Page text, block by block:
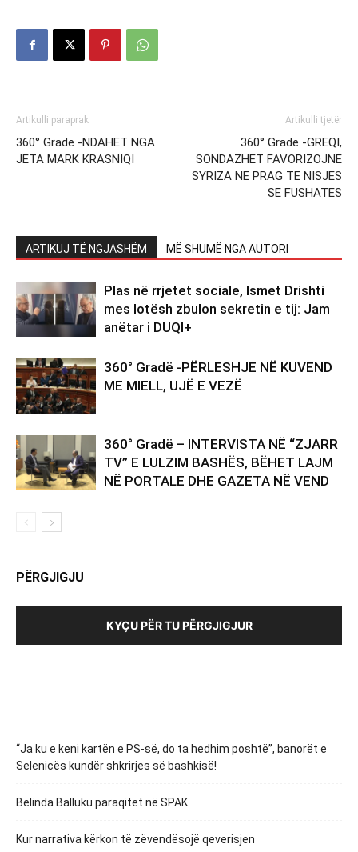
Artikulli paraprak
360° Grade -NDAHET NGA
JETA MARK KRASNIQI
Artikulli tjetër
360° Grade -GREQI,
SONDAZHET FAVORIZOJNE
SYRIZA NE PRAG TE NISJES
SE FUSHATES
ARTIKUJ TË NGJASHËM MË SHUMË NGA AUTORI
Plas në rrjetet sociale, Ismet Drishti
mes lotësh zbulon sekretin e tij: Jam
anëtar i DUQI+
360° Gradë -PËRLESHJE NË KUVEND
ME MIELL, UJË E VEZË
360° Gradë – INTERVISTA NË “ZJARR
TV” E LULZIM BASHËS, BËHET LAJM
NË PORTALE DHE GAZETA NË VEND
PËRGJIGJU
KYÇU PËR TU PËRGJIGJUR
“Ja ku e keni kartën e PS-së, do ta hedhim poshtë”, banorët e
Selenicës kundër shkrirjes së bashkisë!
Belinda Balluku paraqitet në SPAK
Kur narrativa kërkon të zëvendësojë qeverisjen